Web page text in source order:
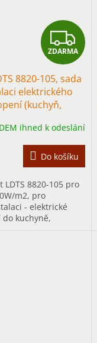
Z
D
A
M
A
ZDARMA
8820-105, sada
elektrického
(kuchyň,
ihned k odeslání
Do košíku
LDTS 8820-105 pro
m2, pro
- elektrické
kuchyně,